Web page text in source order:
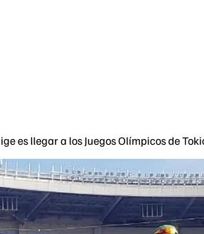
es llegar a los Juegos Olímpicos de